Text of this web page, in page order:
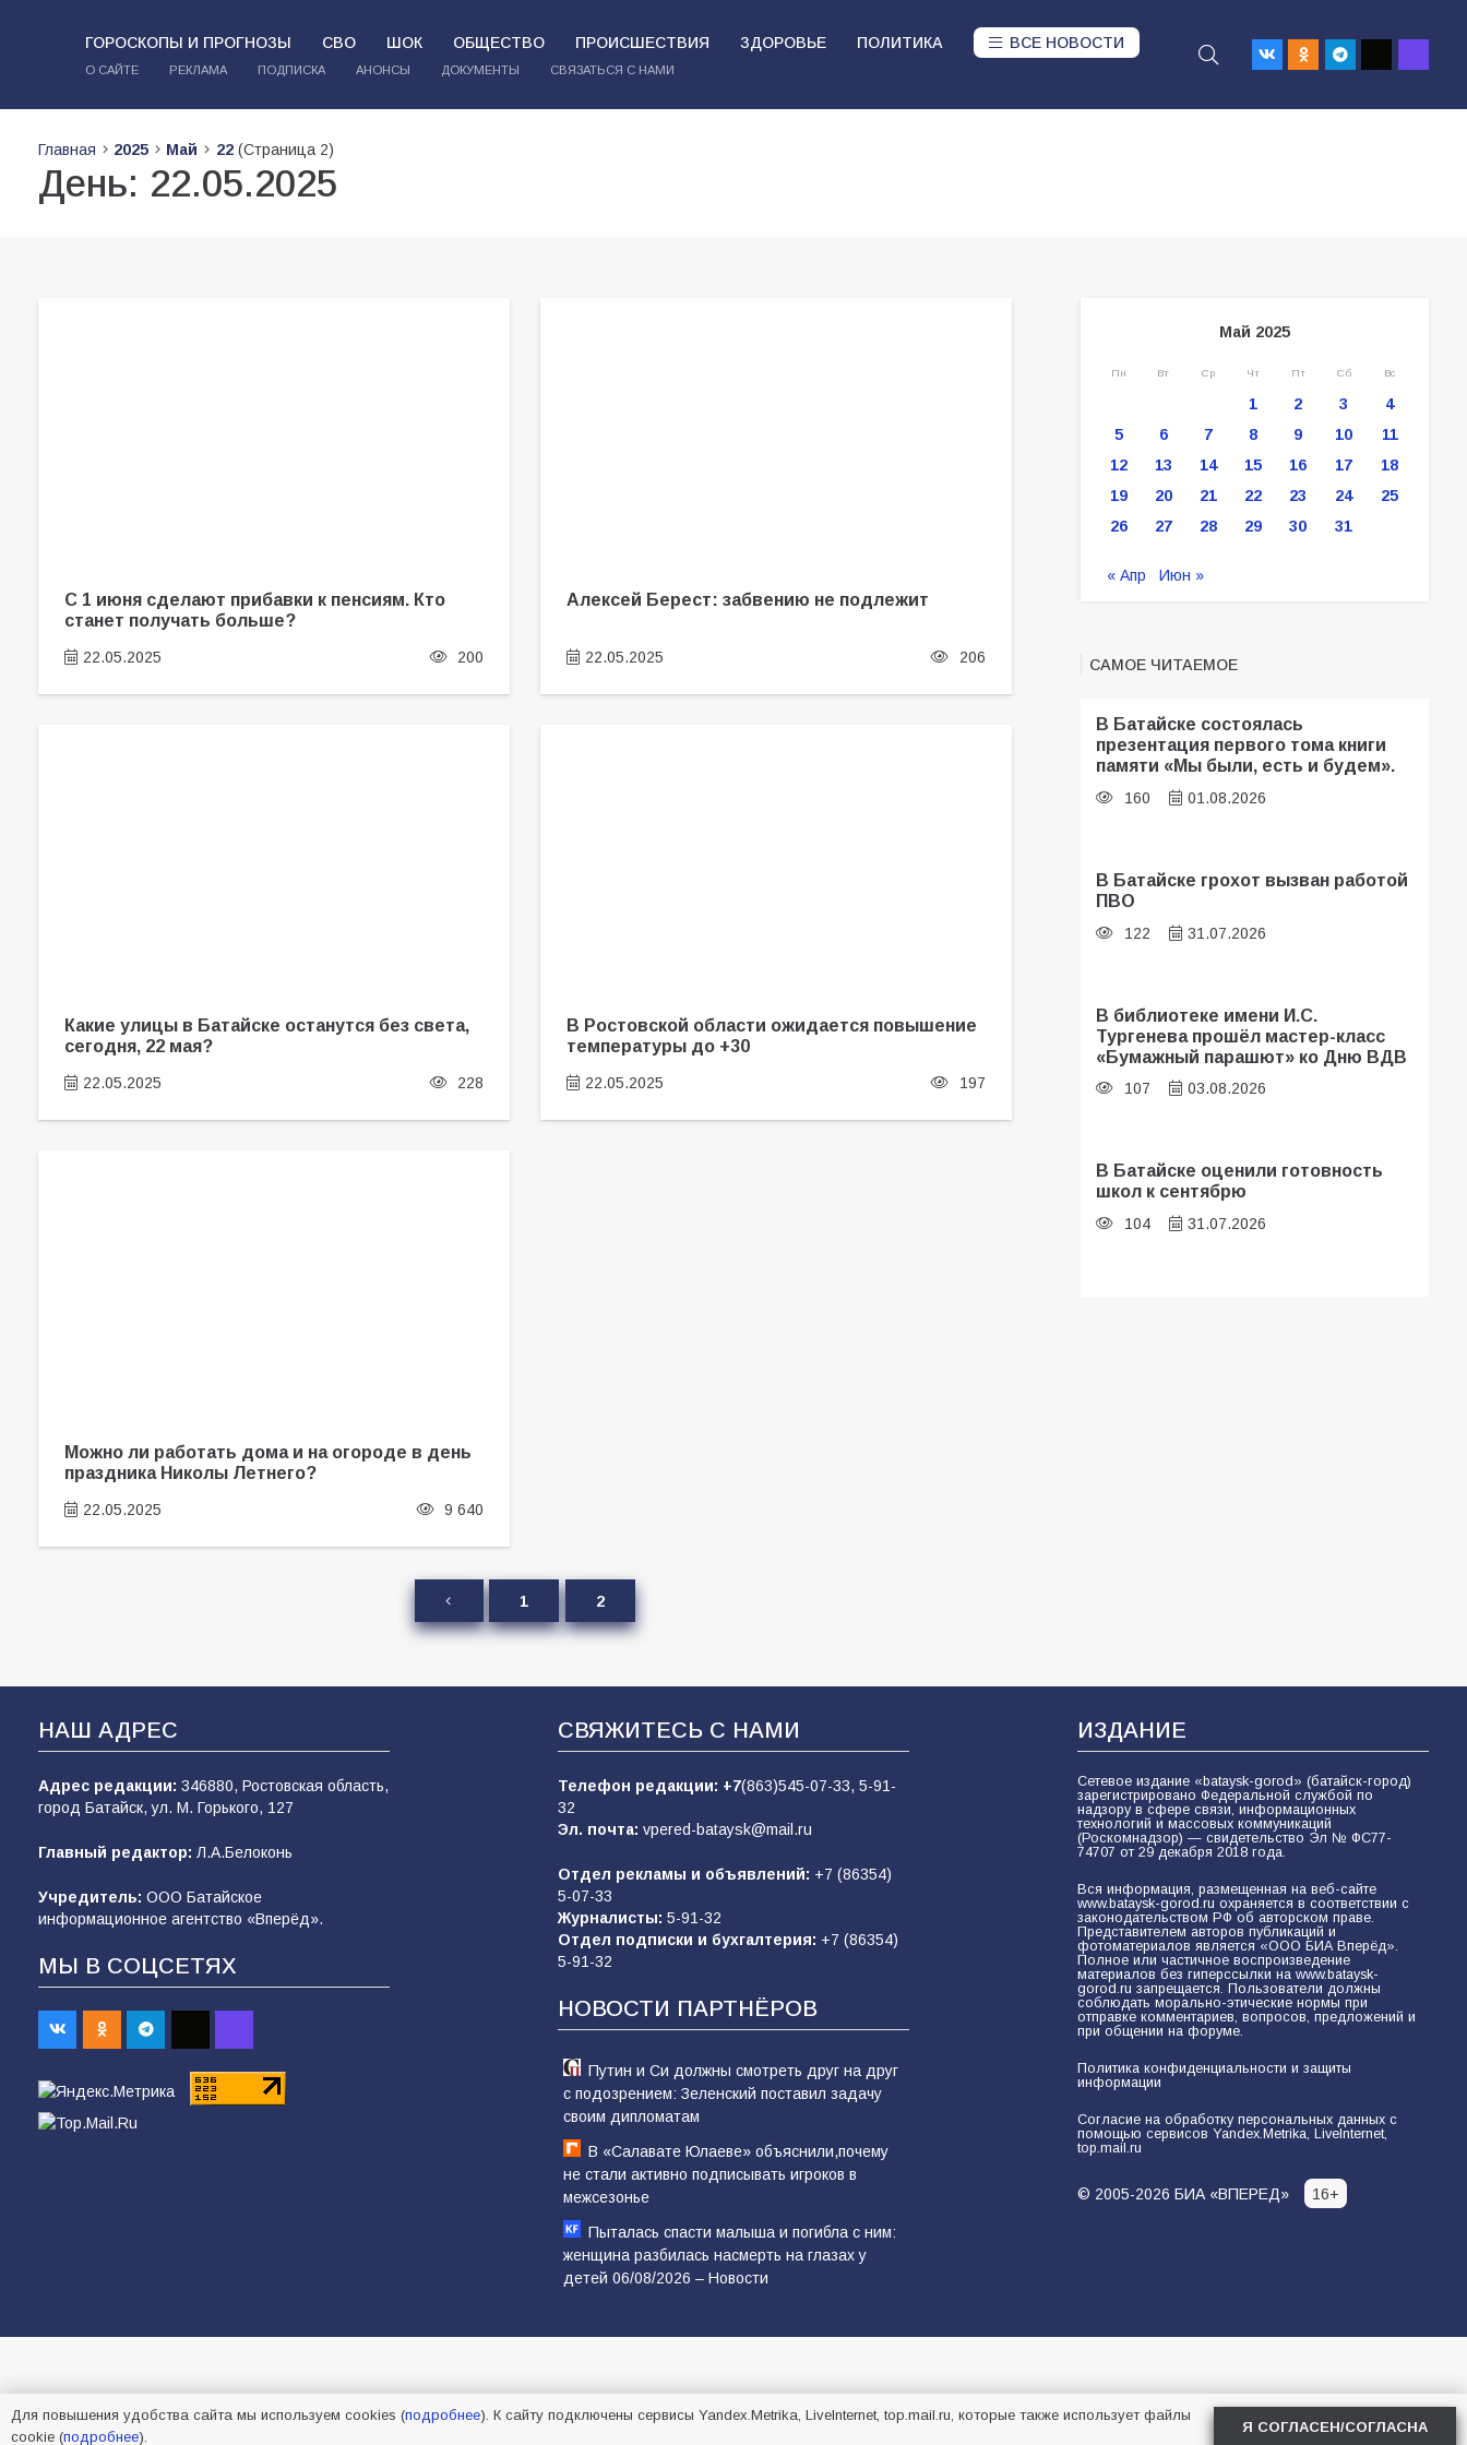
ГОРОСКОПЫ И ПРОГНОЗЫ СВО ШОК ОБЩЕСТВО ПРОИСШЕСТВИЯ ЗДОРОВЬЕ ПОЛИТИКА ВСЕ НОВОСТИ
О САЙТЕ РЕКЛАМА ПОДПИСКА АНОНСЫ ДОКУМЕНТЫ СВЯЗАТЬСЯ С НАМИ
Главная 2025 Май 22(Страница 2)
День: 22.05.2025
С 1 июня сделают прибавки к пенсиям. Кто
станет получать больше?
22.05.2025 200
Алексей Берест: забвению не подлежит
22.05.2025 206
Какие улицы в Батайске останутся без света,
сегодня, 22 мая?
22.05.2025 228
В Ростовской области ожидается повышение
температуры до +30
22.05.2025 197
Можно ли работать дома и на огороде в день
праздника Николы Летнего?
22.05.2025 9 640
1 2
Май 2025
Пн Вт Ср Чт Пт Сб Вс
1 2 3
4
5
6 7 8 9 10
11
12
13 14 15 16 17
18
19
20 21 22 23 24
25
26
27 28 29 30 31
« Апр Июн »
САМОЕ ЧИТАЕМОЕ
В Батайске состоялась
презентация первого тома книги
памяти «Мы были, есть и будем».
160 01.08.2026
В Батайске грохот вызван работой
ПВО
122 31.07.2026
В библиотеке имени И.С.
Тургенева прошёл мастер-класс
«Бумажный парашют» ко Дню ВДВ
107 03.08.2026
В Батайске оценили готовность
школ к сентябрю
104 31.07.2026
«Пургу нести — не поля
переходить»: почему заявления о
мобилизации — это
пропагандистский вброс
84 01.08.2026
«Слухами Москву не возьмёшь»:
почему заявления Киева о
мобилизации — это отчаяние, а не
разведка
80 02.08.2026
В России ответили на заявления
Зеленского о новой мобилизации
74 31.07.2026
НАШ АДРЕС
Адрес редакции: 346880, Ростовская область,
город Батайск, ул. М. Горького, 127
Главный редактор: Л.А.Белоконь
Учредитель: ООО Батайское
информационное агентство «Вперёд».
МЫ В СОЦСЕТЯХ
СВЯЖИТЕСЬ С НАМИ
Телефон редакции: +7(863)545-07-33, 5-91-
32
Эл. почта: vpered-bataysk@mail.ru
Отдел рекламы и объявлений: +7 (86354)
5-07-33
Журналисты: 5-91-32
Отдел подписки и бухгалтерия: +7 (86354)
5-91-32
НОВОСТИ ПАРТНЁРОВ
Путин и Си должны смотреть друг на друг
с подозрением: Зеленский поставил задачу
своим дипломатам
В «Салавате Юлаеве» объяснили,почему
не стали активно подписывать игроков в
межсезонье
Пыталась спасти малыша и погибла с ним:
женщина разбилась насмерть на глазах у
детей 06/08/2026 – Новости
ИЗДАНИЕ
Сетевое издание «bataysk-gorod» (батайск-город)
зарегистрировано Федеральной службой по
надзору в сфере связи, информационных
технологий и массовых коммуникаций
(Роскомнадзор) — свидетельство Эл № ФС77-
74707 от 29 декабря 2018 года.
Вся информация, размещенная на веб-сайте
www.bataysk-gorod.ru охраняется в соответствии с
законодательством РФ об авторском праве.
Представителем авторов публикаций и
фотоматериалов является «ООО БИА Вперёд».
Полное или частичное воспроизведение
материалов без гиперссылки на www.bataysk-
gorod.ru запрещается. Пользователи должны
соблюдать морально-этические нормы при
отправке комментариев, вопросов, предложений и
при общении на форуме.
Политика конфиденциальности и защиты
информации
Согласие на обработку персональных данных с
помощью сервисов Yandex.Metrika, LiveInternet,
top.mail.ru
© 2005-2026 БИА «ВПЕРЕД» 16+
Для повышения удобства сайта мы используем cookies (подробнее). К сайту подключены сервисы Yandex.Metrika, LiveInternet, top.mail.ru, которые также использует файлы
cookie (подробнее).
Я СОГЛАСЕН/СОГЛАСНА